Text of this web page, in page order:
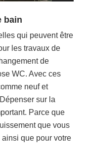
bain
qui peuvent être
les travaux de
de
WC. Avec ces
neuf et
sur la
Parce que
que vous
que pour votre